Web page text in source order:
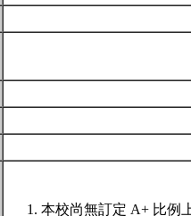
本校尚無訂定 A+ 比例